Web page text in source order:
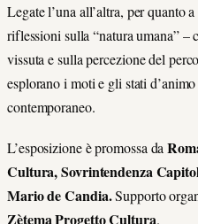
Legate l’una all’altra, per quanto
riflessioni sulla “natura umana”
vissuta e sulla percezione del
esplorano i moti e gli stati
contemporaneo.
L’esposizione è promossa da
Cultura, Sovrintendenza
Mario de Candia.Supporto
Zètema Progetto Cultura.